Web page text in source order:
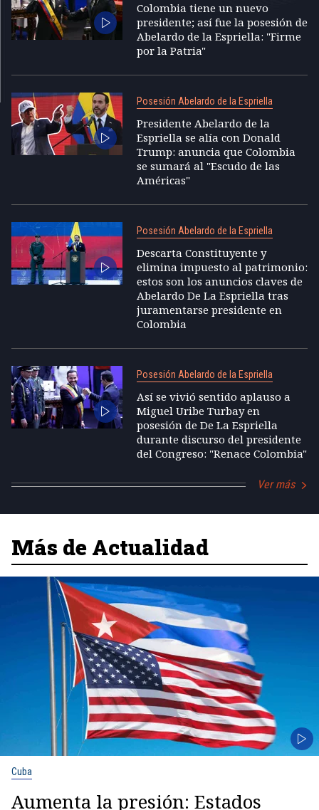
Colombia tiene un nuevo
presidente; así fue la posesión de
Abelardo de la Espriella: "Firme
por la Patria"
Posesión Abelardo de la Espriella
Presidente Abelardo de la
Espriella se alía con Donald
Trump: anuncia que Colombia
se sumará al "Escudo de las
Américas"
Posesión Abelardo de la Espriella
Descarta Constituyente y
elimina impuesto al patrimonio:
estos son los anuncios claves de
Abelardo De La Espriella tras
juramentarse presidente en
Colombia
Posesión Abelardo de la Espriella
Así se vivió sentido aplauso a
Miguel Uribe Turbay en
posesión de De La Espriella
durante discurso del presidente
del Congreso: "Renace Colombia"
Ver más
Más de Actualidad
Cuba
Aumenta la presión: Estados